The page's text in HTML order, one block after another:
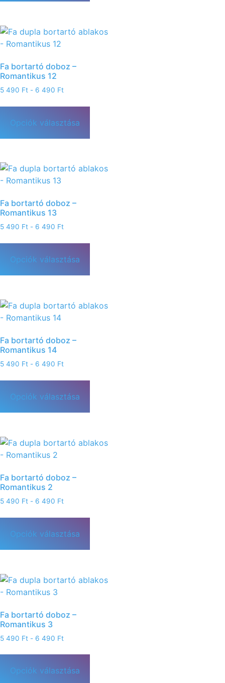
Fa bortartó doboz –
Romantikus 12
5 490 Ft - 6 490 Ft
Opciók választása
Fa bortartó doboz –
Romantikus 13
5 490 Ft - 6 490 Ft
Opciók választása
Fa bortartó doboz –
Romantikus 14
5 490 Ft - 6 490 Ft
Opciók választása
Fa bortartó doboz –
Romantikus 2
5 490 Ft - 6 490 Ft
Opciók választása
Fa bortartó doboz –
Romantikus 3
5 490 Ft - 6 490 Ft
Opciók választása